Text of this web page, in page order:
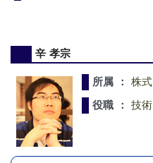
辛 孝宗
所属 ： 株
役職 ： 技